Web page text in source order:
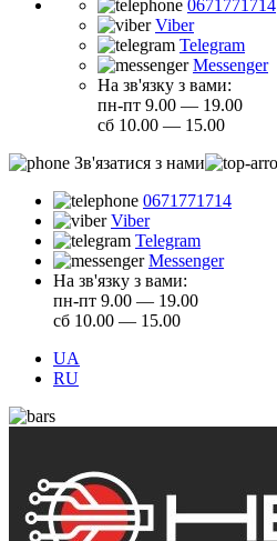
0671771714
Viber
Telegram
Messenger
На зв'язку з вами:
пн-пт 9.00 — 19.00
сб 10.00 — 15.00
Зв'язатися з нами
0671771714
Viber
Telegram
Messenger
На зв'язку з вами:
пн-пт 9.00 — 19.00
сб 10.00 — 15.00
UA
RU